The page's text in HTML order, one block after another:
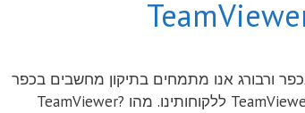
ורבורג אנו מתמחים בתיקון מחשבים בכפר
ורבורג ומציעים שירותי TeamViewer ללקוחותינו. מהו TeamViewer?